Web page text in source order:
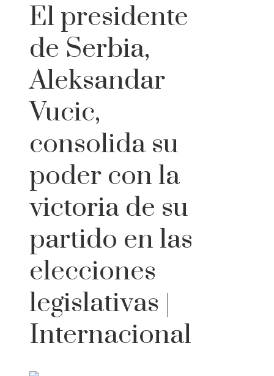
El presidente
de Serbia,
Aleksandar
Vucic,
consolida su
poder con la
victoria de su
partido en las
elecciones
legislativas |
Internacional